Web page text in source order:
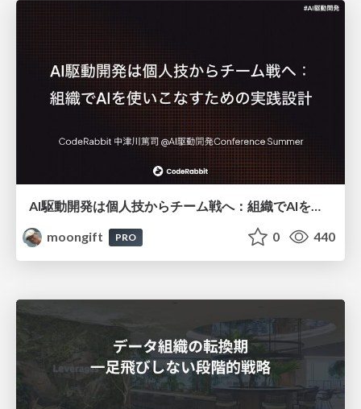
AI駆動開発は個人技からチーム戦へ：組織でAIを使いこなすための実践設計
moongift
PRO 0 440